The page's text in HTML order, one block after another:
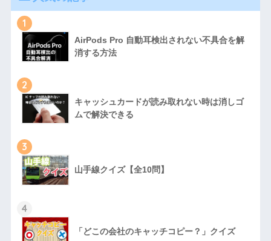
1
AirPods Pro 自動耳検出されない不具合を解
消する方法
2
キャッシュカードが読み取れない時は消しゴ
ムで解決できる
3
山手線クイズ【全10問】
4
「どこの会社のキャッチコピー？」クイズ